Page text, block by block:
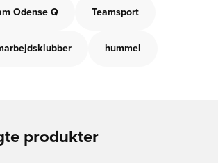
Odense Q Teamsport
hummel
produkter